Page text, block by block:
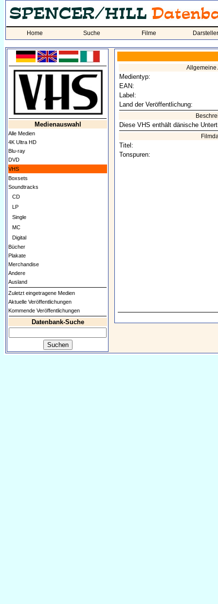
Home Suche Filme Darsteller
Medienauswahl
Alle Medien
4K Ultra HD
Blu-ray
DVD
VHS
Boxsets
Soundtracks
CD
LP
Single
MC
Digital
Bücher
Plakate
Merchandise
Andere
Ausland
Zuletzt eingetragene Medien
Aktuelle Veröffentlichungen
Kommende Veröffentlichungen
Datenbank-Suche
Allgemeine
Medientyp:
EAN:
Label:
Land der Veröffentlichung:
Diese VHS enthält dänische
Titel:
Tonspuren: